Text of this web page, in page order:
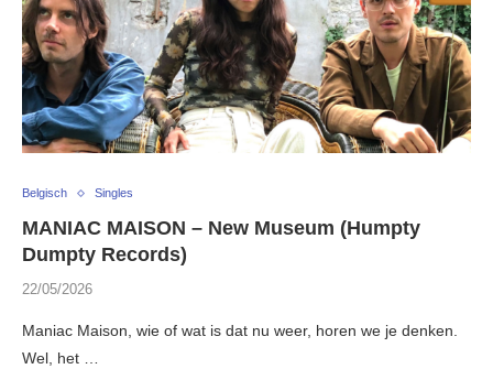
Belgisch Singles
MANIAC MAISON – New Museum (Humpty
Dumpty Records)
22/05/2026
Maniac Maison, wie of wat is dat nu weer, horen we je denken.
Wel, het …